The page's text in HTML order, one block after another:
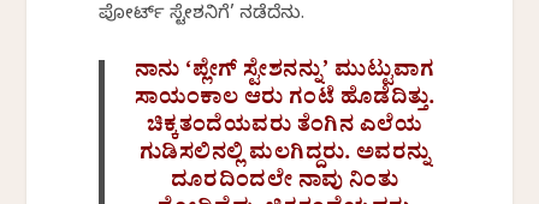
ಪೋರ್ಟ್ ಸ್ಟೇಶನಿಗೆ’ ನಡೆದೆನು.
ನಾನು ‘ಪ್ಲೇಗ್ ಸ್ಟೇಶನನ್ನು’ ಮುಟ್ಟುವಾಗ
ಸಾಯಂಕಾಲ ಆರು ಗಂಟೆ ಹೊಡೆದಿತ್ತು.
ಚಿಕ್ಕತಂದೆಯವರು ತೆಂಗಿನ ಎಲೆಯ
ಗುಡಿಸಲಿನಲ್ಲಿ ಮಲಗಿದ್ದರು. ಅವರನ್ನು
ದೂರದಿಂದಲೇ ನಾವು ನಿಂತು